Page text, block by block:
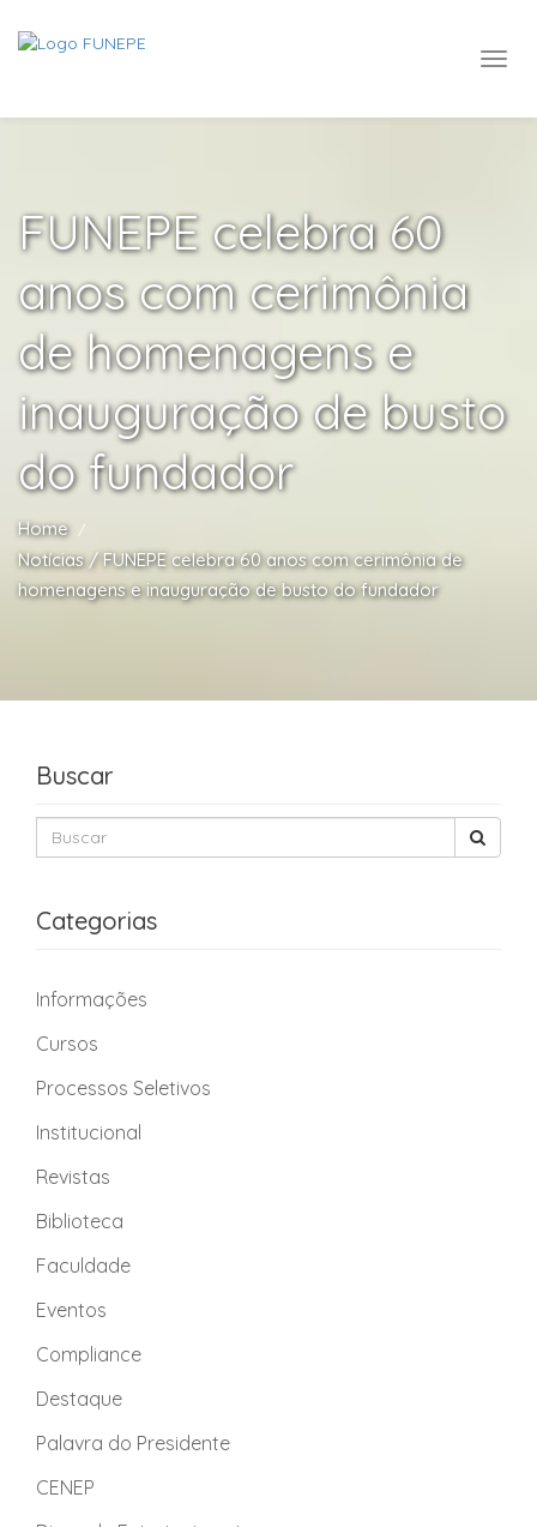
FUNEPE celebra 60
anos com cerimônia
de homenagens e
inauguração de busto
do fundador
Home
Notícias / FUNEPE celebra 60 anos com cerimônia de
homenagens e inauguração de busto do fundador
Buscar
Categorias
Informações
Cursos
Processos Seletivos
Institucional
Revistas
Biblioteca
Faculdade
Eventos
Compliance
Destaque
Palavra do Presidente
CENEP